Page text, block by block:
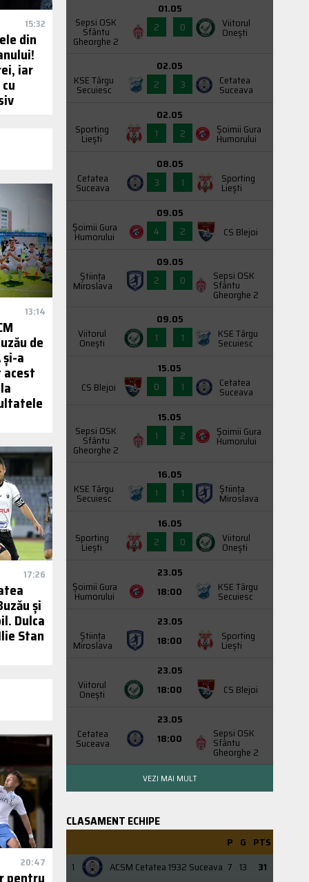
15:32
din
iar
13:14
de
a
acest
17:26
și
Dulca
Stan
20:47
Sepsi OSK
Sfântu
Gheorghe 2
01.05
2
0 Viitorul
Onești
KSE Târgu
Secuiesc
02.05
2
3 Cetatea
Suceava
Sporting
Liești
02.05
1
2 Şoimii Gura
Humorului
Cetatea
Suceava
08.05
3
1 Sporting
Liești
Şoimii Gura
Humorului
09.05
4
2 CS Blejoi
Știința
Miroslava
09.05
2
0 Sepsi OSK
Sfântu
Gheorghe 2
Viitorul
Onești
09.05
1
1 KSE Târgu
Secuiesc
CS Blejoi
15.05
0
1 Cetatea
Suceava
Sepsi OSK
Sfântu
Gheorghe 2
15.05
1
2 Şoimii Gura
Humorului
KSE Târgu
Secuiesc
16.05
1
1 Știința
Miroslava
Sporting
Liești
16.05
2
0 Viitorul
Onești
Şoimii Gura
Humorului
23.05
18:00
KSE Târgu
Secuiesc
Știința
Miroslava
23.05
18:00
Sporting
Liești
Viitorul
Onești
23.05
18:00
CS Blejoi
Cetatea
Suceava
23.05
18:00
Sepsi OSK
Sfântu
Gheorghe 2
VEZI MAI MULT
CLASAMENT ECHIPE
P G PTS
1
ACSM Cetatea 1932 Suceava 7 13 31